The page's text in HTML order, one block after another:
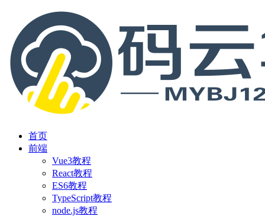
首页
前端
Vue3教程
React教程
ES6教程
TypeScript教程
node.js教程